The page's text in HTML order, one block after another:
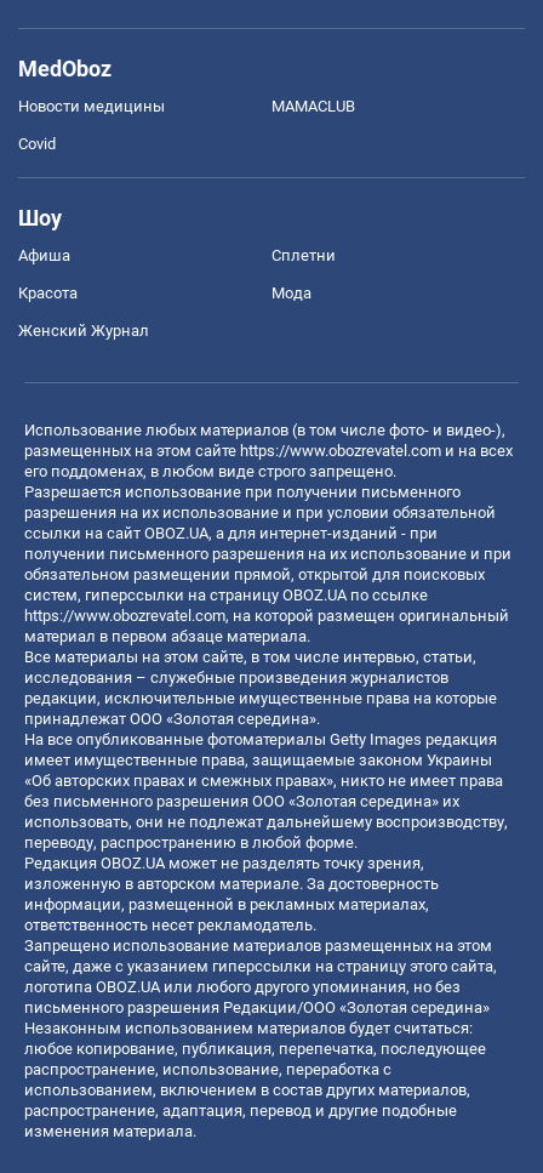
MedOboz
Новости медицины MAMACLUB
Covid
Шоу
Афиша Сплетни
Красота Мода
Женский Журнал
Использование любых материалов (в том числе фото- и видео-),
размещенных на этом сайте https://www.obozrevatel.com и на всех
его поддоменах, в любом виде строго запрещено.
Разрешается использование при получении письменного
разрешения на их использование и при условии обязательной
ссылки на сайт OBOZ.UA, а для интернет-изданий - при
получении письменного разрешения на их использование и при
обязательном размещении прямой, открытой для поисковых
систем, гиперссылки на страницу OBOZ.UA по ссылке
https://www.obozrevatel.com, на которой размещен оригинальный
материал в первом абзаце материала.
Все материалы на этом сайте, в том числе интервью, статьи,
исследования – служебные произведения журналистов
редакции, исключительные имущественные права на которые
принадлежат ООО «Золотая середина».
На все опубликованные фотоматериалы Getty Images редакция
имеет имущественные права, защищаемые законом Украины
«Об авторских правах и смежных правах», никто не имеет права
без письменного разрешения ООО «Золотая середина» их
использовать, они не подлежат дальнейшему воспроизводству,
переводу, распространению в любой форме.
Редакция OBOZ.UA может не разделять точку зрения,
изложенную в авторском материале. За достоверность
информации, размещенной в рекламных материалах,
ответственность несет рекламодатель.
Запрещено использование материалов размещенных на этом
сайте, даже с указанием гиперссылки на страницу этого сайта,
логотипа OBOZ.UA или любого другого упоминания, но без
письменного разрешения Редакции/ООО «Золотая середина»
Незаконным использованием материалов будет считаться:
любое копирование, публикация, перепечатка, последующее
распространение, использование, переработка с
использованием, включением в состав других материалов,
распространение, адаптация, перевод и другие подобные
изменения материала.